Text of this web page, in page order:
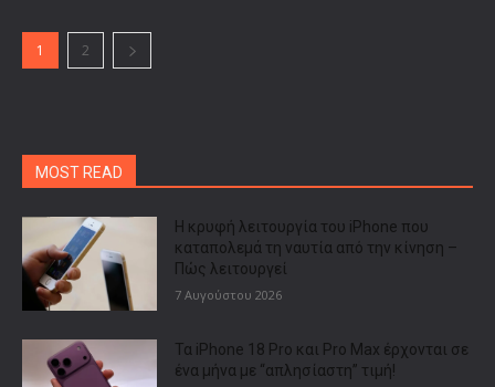
1 2
MOST READ
Η κρυφή λειτουργία του iPhone που
καταπολεμά τη ναυτία από την κίνηση –
Πώς λειτουργεί
7 Αυγούστου 2026
Τα iPhone 18 Pro και Pro Max έρχονται σε
ένα μήνα με “απλησίαστη” τιμή!